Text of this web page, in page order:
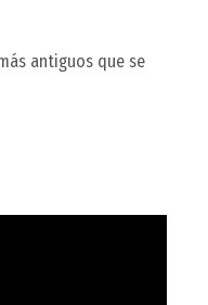
antiguos que se